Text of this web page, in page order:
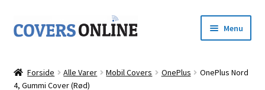
Spring
til
Spring
til
Menu
Shop
Forside Alle Varer Mobil Covers OnePlus
OnePlus Nord
4, Gummi Cover (Rød)